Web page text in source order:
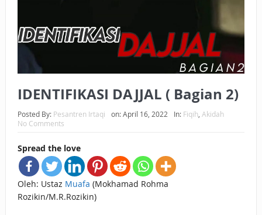
UANG HARAM BISA MENJADI HALAL JIKA SEBAB
KEPEMILIKANNYA BERUBAH
HUKUM MEMBAYAR ZAKAT DENGAN CARA MENGANGSUR
HUKUM MEMBAYAR ZAKAT KEPADA KERABAT SENDIRI
IDENTIFIKASI DAJJAL ( Bagian 2)
Posted By: Pesantren Irtaqi on:April 16, 2022 In: Fiqih, Akidah
No Comments
Spread the love
Oleh: Ustaz Muafa (Mokhamad Rohma
Rozikin/M.R.Rozikin)